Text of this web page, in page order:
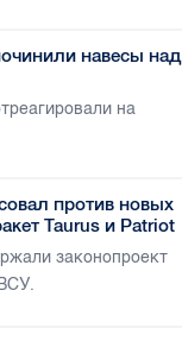
навесы над
на
против новых
Taurus и Patriot
законопроект